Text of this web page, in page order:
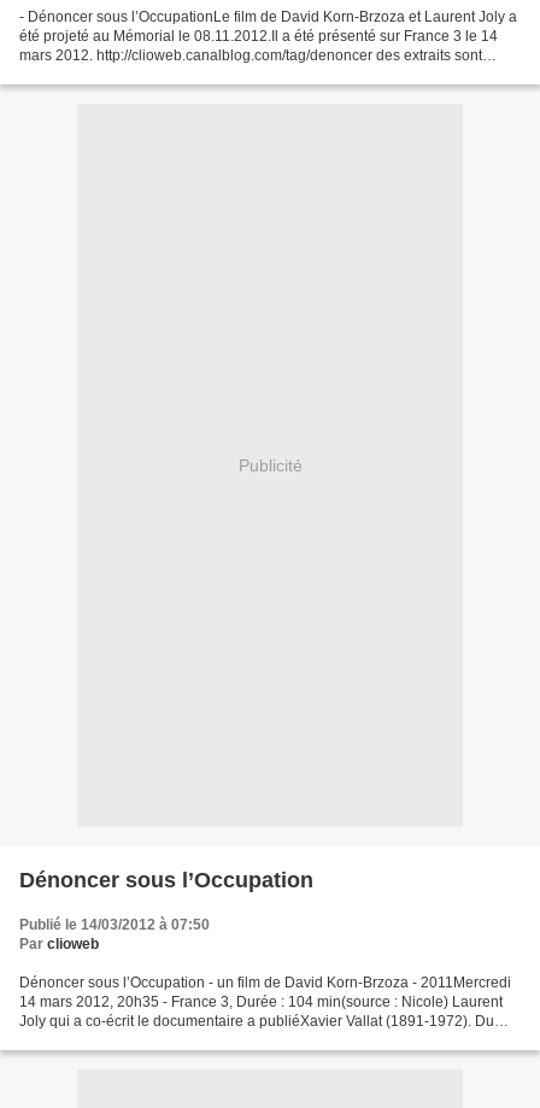
- Dénoncer sous l’OccupationLe film de David Korn-Brzoza et Laurent Joly a
été projeté au Mémorial le 08.11.2012.Il a été présenté sur France 3 le 14
mars 2012. http://clioweb.canalblog.com/tag/denoncer des extraits sont
http://www.dailymotion.com/video/xpgli2_denoncer-sous-l-occupation-
Publicité
Dénoncer sous l’Occupation
Publié le 14/03/2012 à 07:50
Par clioweb
Dénoncer sous l’Occupation - un film de David Korn-Brzoza - 2011Mercredi
14 mars 2012, 20h35 - France 3, Durée : 104 min(source : Nicole) Laurent
Joly qui a co-écrit le documentaire a publiéXavier Vallat (1891-1972). Du